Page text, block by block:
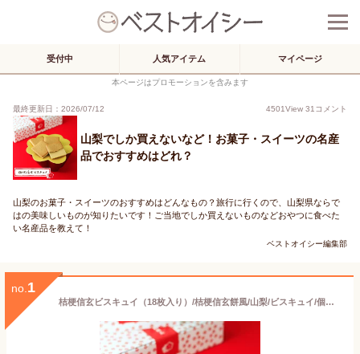
受付中 人気アイテム マイページ
本ページはプロモーションを含みます
最終更新日：2026/07/12 4501View 31 コメント
山梨でしか買えないなど！お菓子・スイーツの名産
品でおすすめはどれ？
山梨のお菓子・スイーツのおすすめはどんなもの？旅行に行くので、山梨県ならで
はの美味しいものが知りたいです！ご当地でしか買えないものなどおやつに食べた
い名産品を教えて！
ベストオイシー編集部
no. 1
桔梗信玄ビスキュイ（18枚入り）/桔梗信玄餅風/山梨/ビスキュイ/個包装/お土産/プレゼント/バレンタイン/ホワイトデー